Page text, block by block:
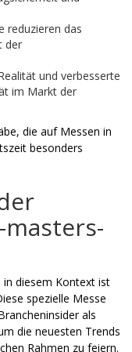
reduzieren das
der
und verbesserte
im Markt der
die auf Messen in
besonders
masters-
in diesem Kontext ist
spezielle Messe
als
die neuesten Trends
Rahmen zu feiern.